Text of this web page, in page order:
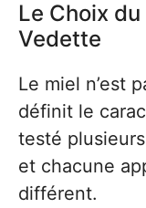
Le Choix
Vedette
Le miel n’est
définit le
testé
et chacune
différent.